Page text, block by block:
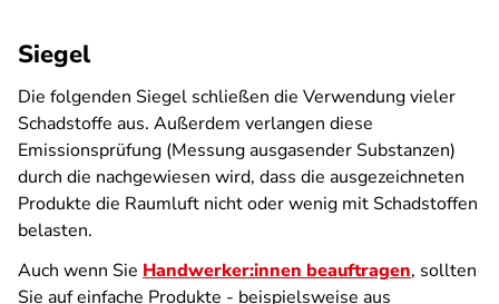
Siegel
Die folgenden Siegel schließen die Verwendung vieler
Schadstoffe aus. Außerdem verlangen diese
Emissionsprüfung (Messung ausgasender Substanzen)
durch die nachgewiesen wird, dass die ausgezeichneten
Produkte die Raumluft nicht oder wenig mit Schadstoffen
belasten.
Auch wenn Sie Handwerker:innen beauftragen, sollten
Sie auf einfache Produkte - beispielsweise aus